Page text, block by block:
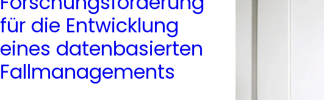
für die Entwicklung
eines datenbasierten
Fallmanagements